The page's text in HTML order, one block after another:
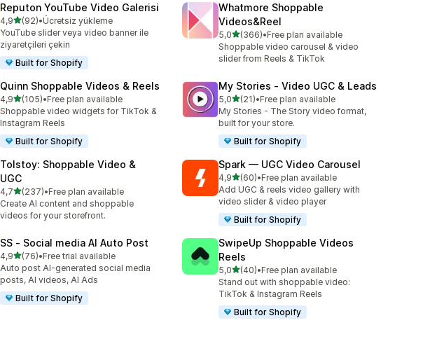
Reputon YouTube Video Galerisi
4,95 yıldız üzerinden
(92)
toplam 92 değerlendirme
•Ücretsiz yükleme
YouTube slider veya video banner ile
ziyaretçileri çekin
Built for Shopify
Whatmore Shoppable
Videos&Reel
5,05 yıldız üzerinden
(366)
toplam 366 değerlendirme
•Free plan available
Shoppable video carousel & video
slider from Reels & TikTok
Quinn Shoppable Videos & Reels
4,95 yıldız üzerinden
(105)
toplam 105 değerlendirme
•Free plan available
Shoppable video widgets for TikTok &
Instagram Reels
Built for Shopify
My Stories ‑ Video UGC & Leads
5,05 yıldız üzerinden
(21)
toplam 21 değerlendirme
•Free plan available
My Stories - The Story video format,
built for your store.
Built for Shopify
Tolstoy: Shoppable Video &
UGC
4,75 yıldız üzerinden
(237)
toplam 237 değerlendirme
•Free plan available
Create AI content and shoppable
videos for your storefront.
Spark — UGC Video Carousel
4,95 yıldız üzerinden
(60)
toplam 60 değerlendirme
•Free plan available
Add UGC & reels video gallery with
video slider & video player
Built for Shopify
SS ‑ Social media AI Auto Post
4,95 yıldız üzerinden
(76)
toplam 76 değerlendirme
•Free trial available
Auto post AI-generated social media
posts, AI videos, AI Ads
Built for Shopify
SwipeUp Shoppable Videos
Reels
5,05 yıldız üzerinden
(40)
toplam 40 değerlendirme
•Free plan available
Stand out with shoppable video:
TikTok & Instagram Reels
Built for Shopify